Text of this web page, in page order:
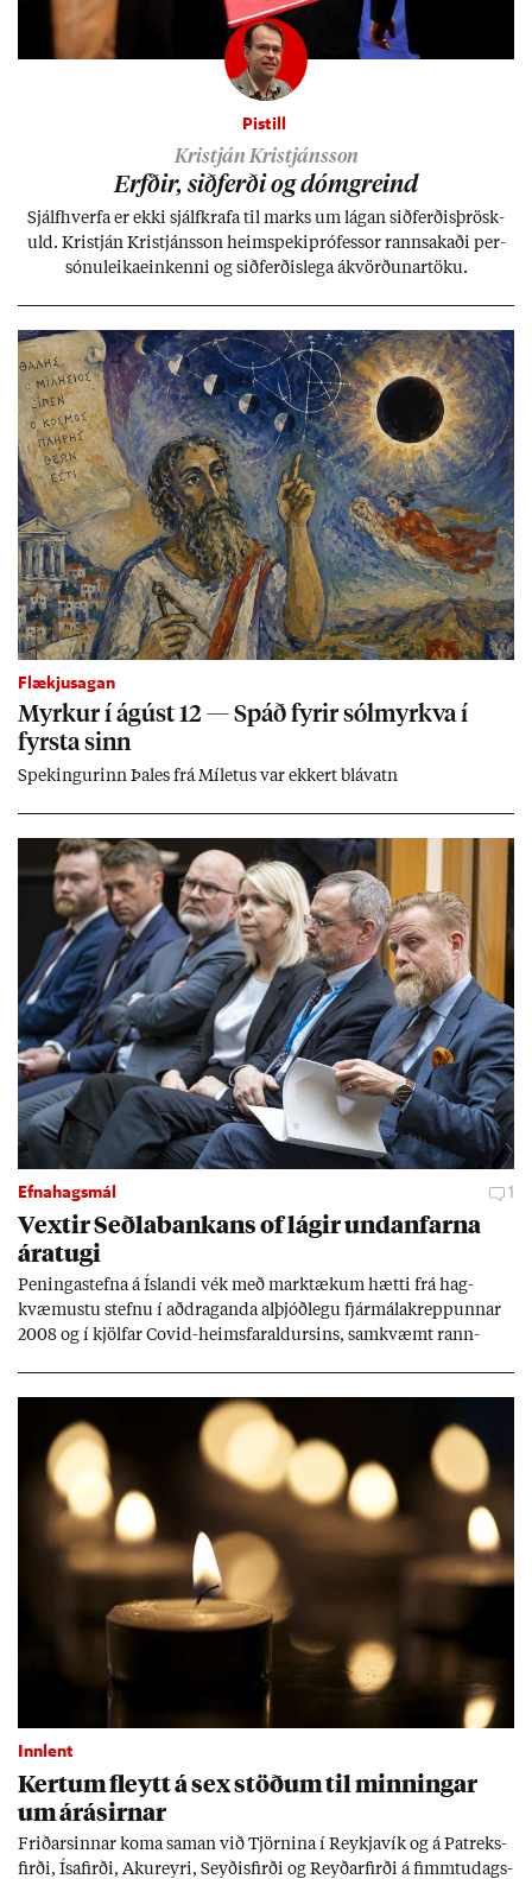
Pistill
Kristján Kristjánsson
Erfð­ir, sið­ferði og dómgreind
Sjálf­hverfa er ekki sjálf­krafa til marks um lág­an sið­ferð­is­þrösk­
uld. Kristján Kristjáns­son heim­speki­pró­fess­or rann­sak­aði per­
sónu­leika­ein­kenni og sið­ferð­is­lega ákvörð­un­ar­töku.
Flækjusagan
Myrk­ur í ág­úst 12 — Spáð fyr­ir sól­myrkva í
fyrsta sinn
Spek­ing­ur­inn Þa­les frá Míletus var ekk­ert blá­vatn
Efnahagsmál 1
Vext­ir Seðla­bank­ans of lág­ir und­an­farna
ára­tugi
Pen­inga­stefna á Ís­landi vék með mark­tæk­um hætti frá hag­
kvæm­ustu stefnu í að­drag­anda al­þjóð­legu fjár­málakrepp­unn­ar
2008 og í kjöl­far Covid-heims­far­ald­urs­ins, sam­kvæmt rann­
Innlent
Kert­um fleytt á sex stöð­um til minn­ing­ar
um árás­irn­ar
Frið­arsinn­ar koma sam­an við Tjörn­ina í Reykja­vík og á Pat­reks­
firði, Ísa­firði, Ak­ur­eyri, Seyð­is­firði og Reyð­ar­firði á fimmtu­dags­